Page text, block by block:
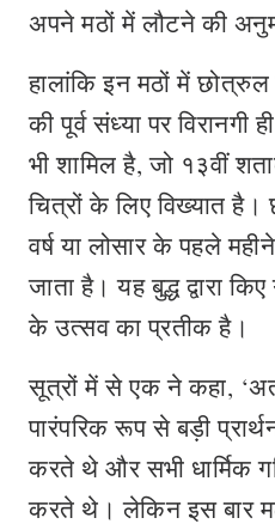
अपने मठों में लौटने की
हालांकि इन मठों में
की पूर्व संध्या पर विरानगी
भी शामिल है, जो १३वीं
चित्रों के लिए विख्यात
वर्ष या लोसार के पहले
जाता है। यह बुद्ध द्वारा
के उत्सव का प्रतीक है।
सूत्रों में से एक ने कहा,
पारंपरिक रूप से बड़ी
करते थे और सभी धार्मिक
करते थे। लेकिन इस बार